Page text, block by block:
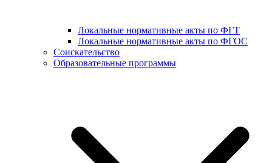
Локальные нормативные акты по ФГТ
Локальные нормативные акты по ФГОС
Соискательство
Образовательные программы